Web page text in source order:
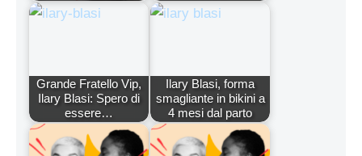
Grande Fratello Vip,
Ilary Blasi: Spero di
essere…
Ilary Blasi, forma
smagliante in bikini a
4 mesi dal parto